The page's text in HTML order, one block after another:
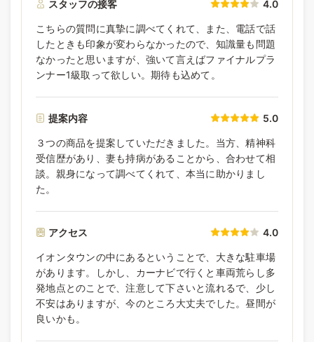
スタッフの接客 4.0
こちらの質問に真摯に調べてくれて、また、電話で話
したときも印象が変わらなかったので、知識量も問題
なかったと思いますが、強いて言えばファイナルプラ
ンナー1級取って欲しい。期待も込めて。
提案内容 5.0
３つの商品を提案していただきました。当方、精神科
受信歴があり、妻も持病があることから、合わせて相
談。親身になって調べてくれて、本当に助かりまし
た。
アクセス 4.0
イオンタウンの中にあるということで、大きな駐車場
があります。しかし、カーナビで行くと車両荒らし多
発地点とのことで、注意して下さいと流れるで、少し
不安はありますが、今のところ大丈夫でした。昼間が
良いかも。